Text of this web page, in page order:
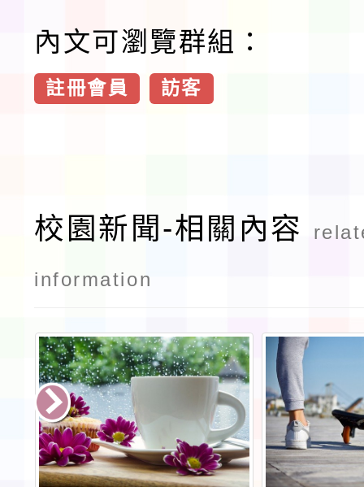
內文可瀏覽群組：
註冊會員 訪客
校園新聞-相關內容
information